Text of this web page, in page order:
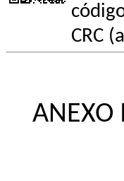
CRC
ANEXO